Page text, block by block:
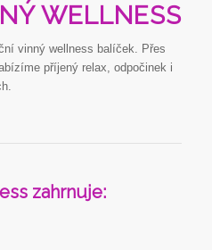
WELLNESS
vinný wellness balíček. Přes
příjený relax, odpočinek i
zahrnuje: